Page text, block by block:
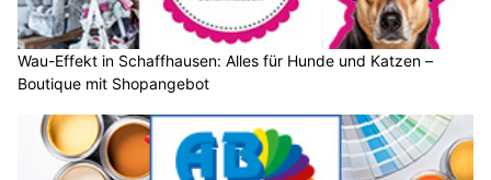
Wau-Effekt in Schaffhausen: Alles für Hunde und Katzen –
Boutique mit Shopangebot